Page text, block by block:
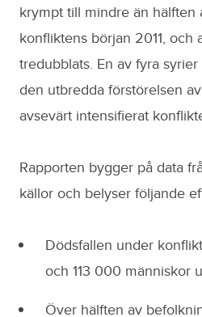
krympt till mindre än hälften
konfliktens början 2011, och
tredubblats. En av fyra
den utbredda förstörelsen
avsevärt intensifierat
Rapporten bygger på data
källor och belyser följande
Dödsfallen under
och 113 000 människor
Över hälften av